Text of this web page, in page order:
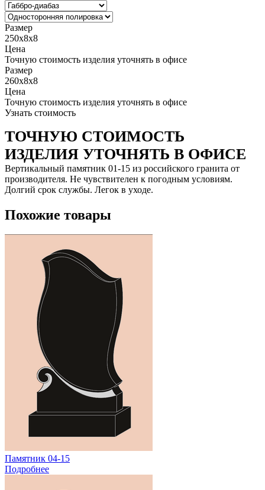
Размер
250x8x8
Цена
Точную стоимость изделия уточнять в офисе
Размер
260x8x8
Цена
Точную стоимость изделия уточнять в офисе
Узнать стоимость
ТОЧНУЮ СТОИМОСТЬ
ИЗДЕЛИЯ УТОЧНЯТЬ В ОФИСЕ
Вертикальный памятник 01-15 из российского гранита от
производителя. Не чувствителен к погодным условиям.
Долгий срок службы. Легок в уходе.
Похожие товары
Памятник 04-15
Подробнее